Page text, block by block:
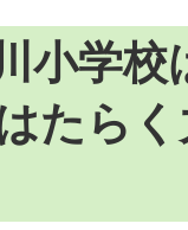
小学校
たら